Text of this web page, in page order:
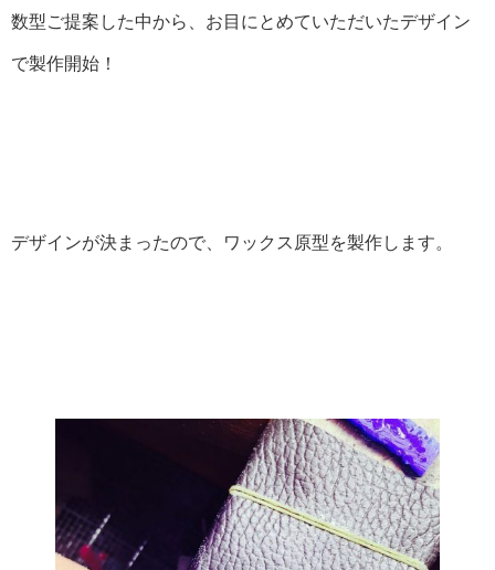
数型ご提案した中から、お目にとめていただいたデザイン
で製作開始！
デザインが決まったので、ワックス原型を製作します。